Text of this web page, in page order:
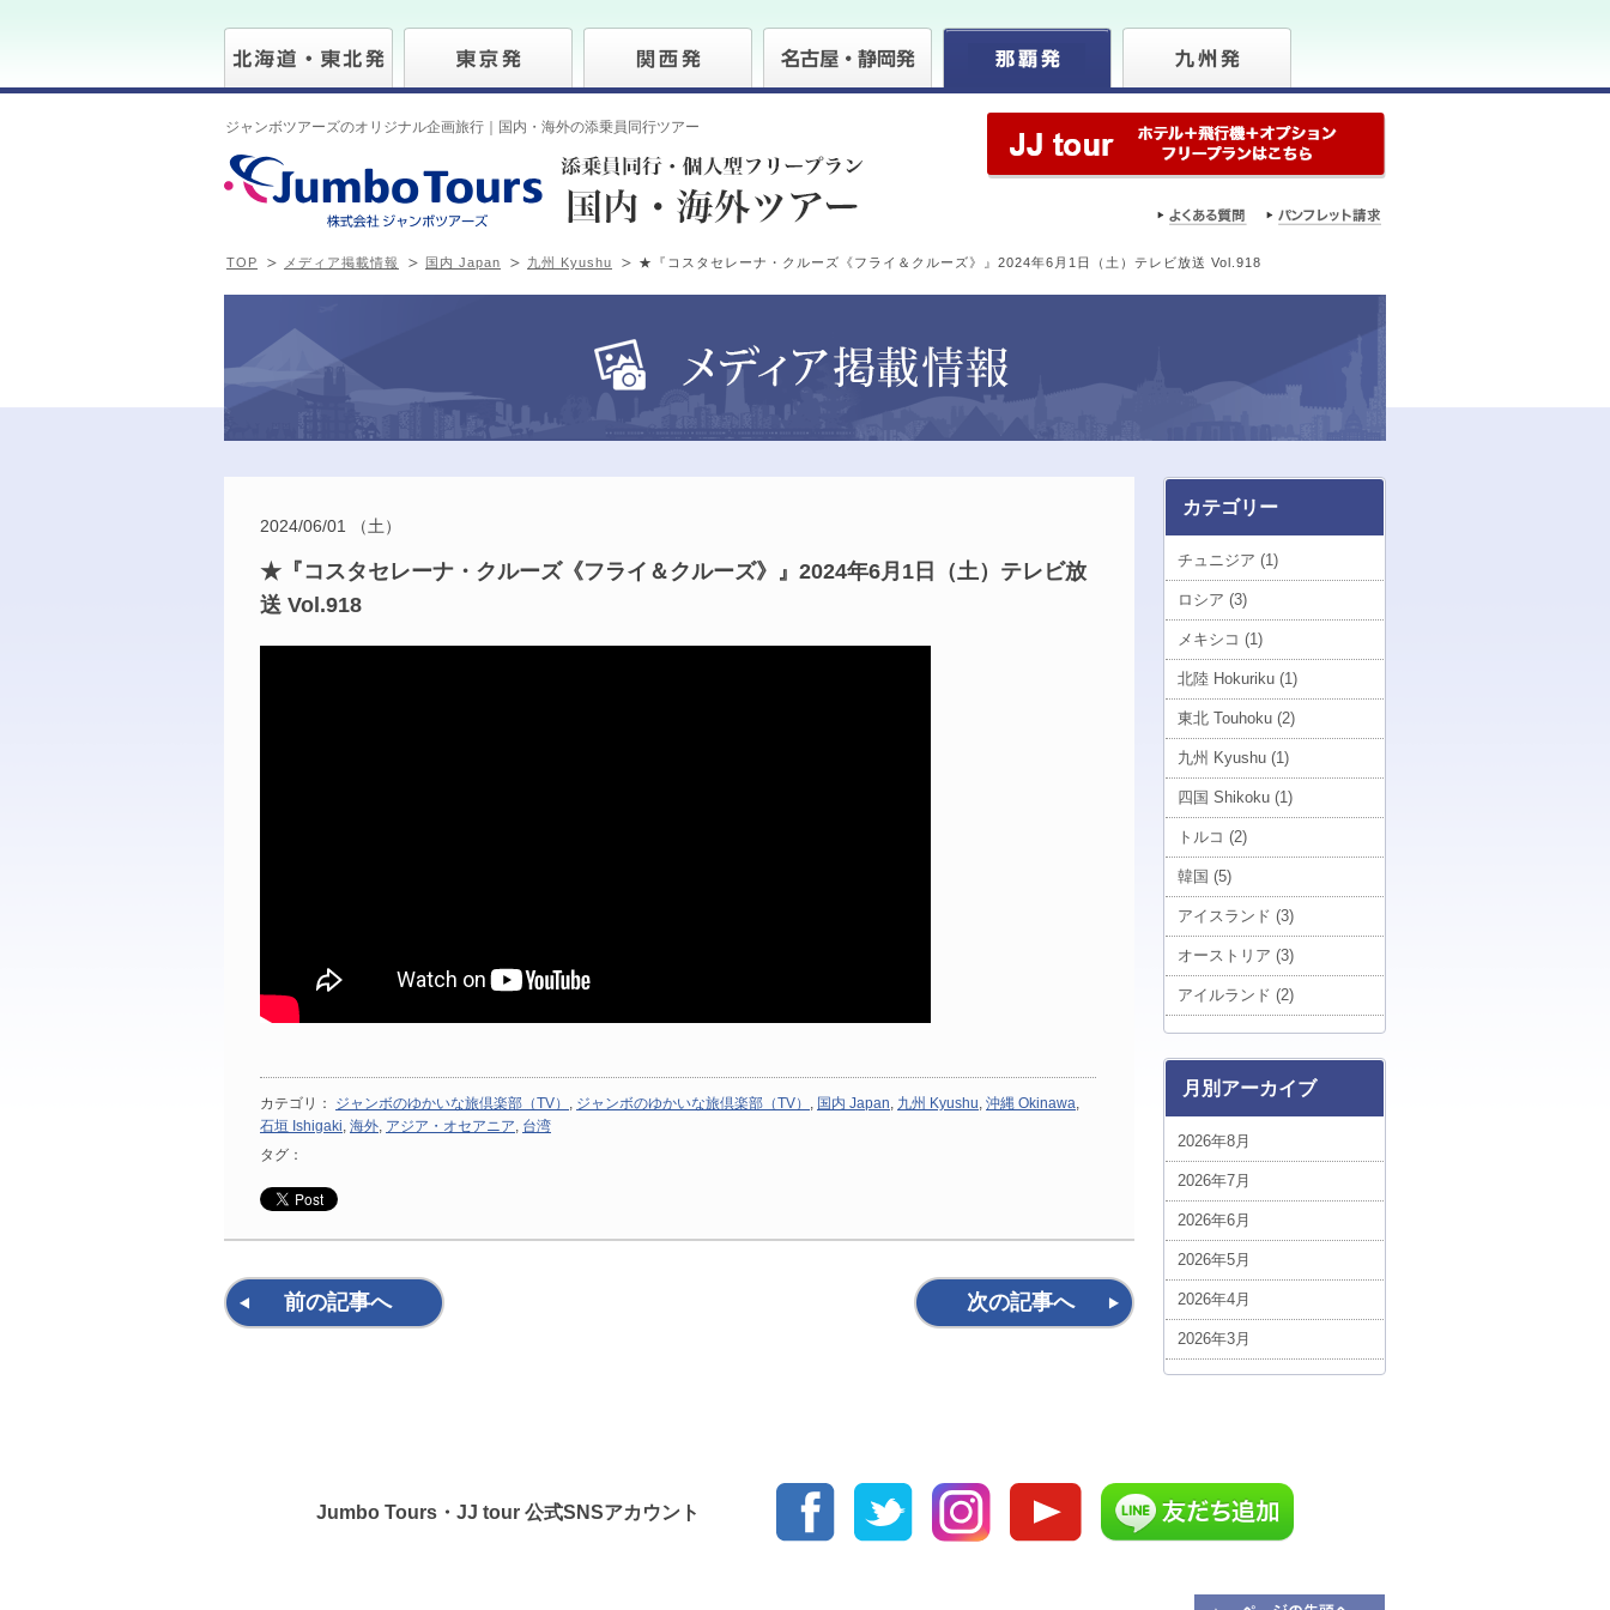
ジャンボツアーズのオリジナル企画旅行｜国内・海外の添乗員同行ツアー
TOP メディア掲載情報 国内 Japan 九州 Kyushu ★『コスタセレーナ・クルーズ《フライ＆クルーズ》』2024年6月1日（土）テレビ放送 Vol.918
2024/06/01 （土）
★『コスタセレーナ・クルーズ《フライ＆クルーズ》』2024年6月1日（土）テレビ放
送 Vol.918
カテゴリ： ジャンボのゆかいな旅倶楽部（TV） , ジャンボのゆかいな旅倶楽部（TV） , 国内 Japan, 九州 Kyushu, 沖縄 Okinawa,
石垣 Ishigaki, 海外, アジア・オセアニア, 台湾
タグ：
前の記事へ 次の記事へ
カテゴリー
チュニジア (1)
ロシア (3)
メキシコ (1)
北陸 Hokuriku (1)
東北 Touhoku (2)
九州 Kyushu (1)
四国 Shikoku (1)
トルコ (2)
韓国 (5)
アイスランド (3)
オーストリア (3)
アイルランド (2)
南大東 Minamidaito (1)
ベトナム (1)
ボリビア (3)
中近東・アフリカ (5)
台湾 (5)
エジプト (1)
ポーランド (1)
スイス (3)
ルクセンブルグ (1)
添乗フォト！今日の1枚 (1)
月別アーカイブ
2026年8月
2026年7月
2026年6月
2026年5月
2026年4月
2026年3月
2026年2月
2025年11月
2025年10月
Jumbo Tours・JJ tour 公式SNSアカウント